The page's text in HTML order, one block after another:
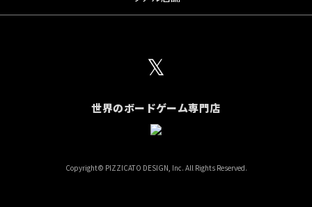
𝕏
世界のボードゲーム専門店
Copyright© PIZZICATO DESIGN, Inc. All Rights Reserved.